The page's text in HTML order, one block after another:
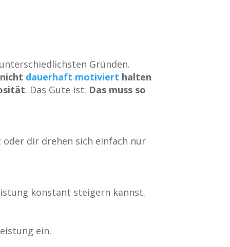
Gründen.
nicht dauerhaft motiviert halten
. Das Gute ist: Das muss so
dir drehen sich einfach nur
konstant steigern kannst.
ein.